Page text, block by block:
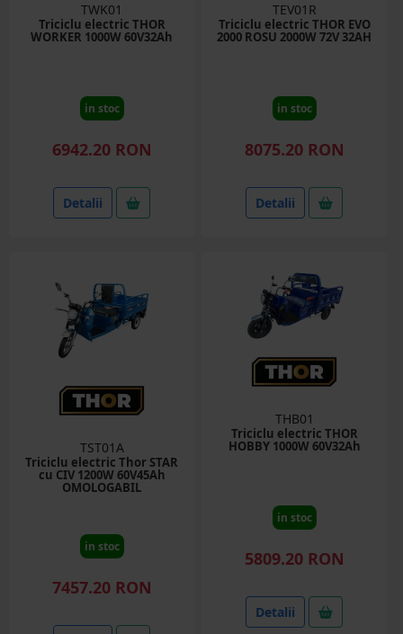
TWK01
Triciclu electric THOR
WORKER 1000W 60V32Ah
in stoc
6942.20 RON
Detalii
TEV01R
Triciclu electric THOR EVO
2000 ROSU 2000W 72V 32AH
in stoc
8075.20 RON
Detalii
TST01A
Triciclu electric Thor STAR
cu CIV 1200W 60V45Ah
OMOLOGABIL
in stoc
7457.20 RON
THB01
Triciclu electric THOR
HOBBY 1000W 60V32Ah
in stoc
5809.20 RON
Detalii